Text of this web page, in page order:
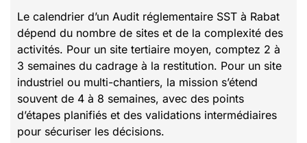
Le calendrier d’un Audit réglementaire SST à Rabat
dépend du nombre de sites et de la complexité des
activités. Pour un site tertiaire moyen, comptez 2 à
3 semaines du cadrage à la restitution. Pour un site
industriel ou multi-chantiers, la mission s’étend
souvent de 4 à 8 semaines, avec des points
d’étapes planifiés et des validations intermédiaires
pour sécuriser les décisions.